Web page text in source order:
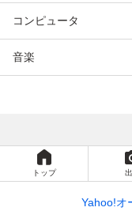
コンピュータ
音楽
トップ
Yahoo!オ